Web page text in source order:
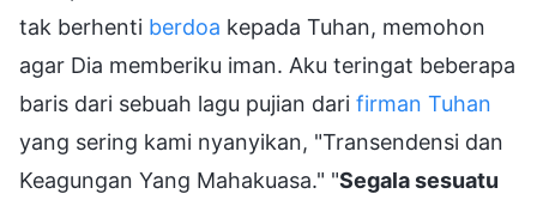
tak berhenti berdoa kepada Tuhan, memohon
agar Dia memberiku iman. Aku teringat beberapa
baris dari sebuah lagu pujian dari firman Tuhan
yang sering kami nyanyikan, "Transendensi dan
Keagungan Yang Mahakuasa." "Segala sesuatu